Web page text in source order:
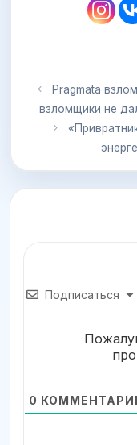
Pragmata
взломщики не
Подписаться
0